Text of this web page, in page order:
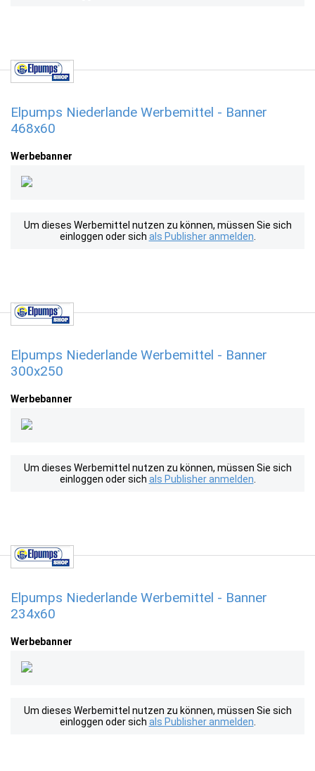
Elpumps Niederlande Werbemittel - Banner
468x60
Werbebanner
Um dieses Werbemittel nutzen zu können, müssen Sie sich
einloggen oder sich als Publisher anmelden
Elpumps Niederlande Werbemittel - Banner
300x250
Werbebanner
Um dieses Werbemittel nutzen zu können, müssen Sie sich
einloggen oder sich als Publisher anmelden
Elpumps Niederlande Werbemittel - Banner
234x60
Werbebanner
Um dieses Werbemittel nutzen zu können, müssen Sie sich
einloggen oder sich als Publisher anmelden